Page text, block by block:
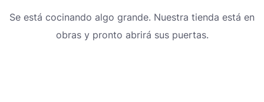
Se está cocinando algo grande. Nuestra tienda está en
obras y pronto abrirá sus puertas.